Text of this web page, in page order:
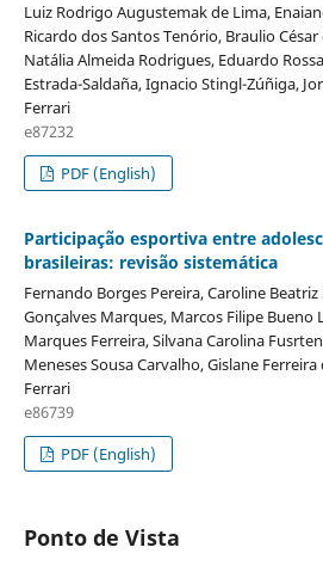
Luiz Rodrigo Augustemak de Lima,
Ricardo dos Santos Tenório, Braulio
Natália Almeida Rodrigues, Eduardo
Estrada-Saldaña, Ignacio Stingl-Zúñiga,
Ferrari
e87232
PDF (English)
Participação esportiva entre
brasileiras: revisão sistemática
Fernando Borges Pereira, Caroline
Gonçalves Marques, Marcos Filipe
Marques Ferreira, Silvana Carolina
Meneses Sousa Carvalho, Gislane
Ferrari
e86739
PDF (English)
Ponto de Vista